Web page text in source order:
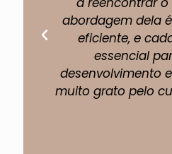
abordagem dela
eficiente, e
essencial
desenvolvimento
muito grato pelo